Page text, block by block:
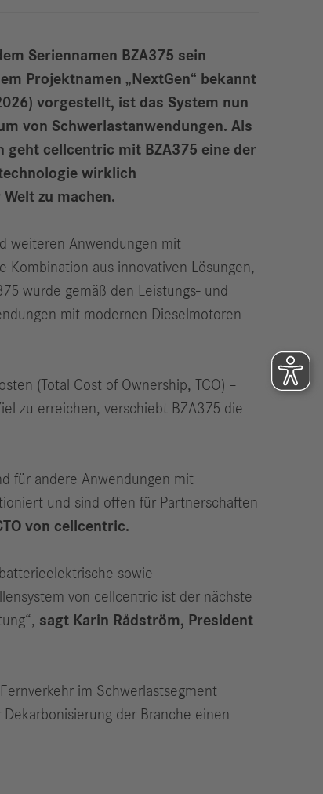
Seriennamen BZA375 sein
Projektnamen „NextGen“ bekannt
vorgestellt, ist das System nun
von Schwerlastanwendungen. Als
cellcentric mit BZA375 eine der
wirklich
zu machen.
weiteren Anwendungen mit
Kombination aus innovativen Lösungen,
wurde gemäß den Leistungs- und
mit modernen Dieselmotoren
(Total Cost of Ownership, TCO) –
zu erreichen, verschiebt BZA375 die
für andere Anwendungen mit
und sind offen für Partnerschaften
von cellcentric.
sowie
von cellcentric ist der nächste
sagt Karin Rådström, President
im Schwerlastsegment
der Branche einen